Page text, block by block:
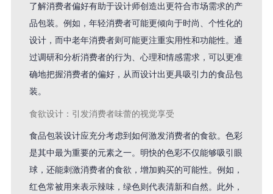
了解消费者偏好有助于设计师创造出更符合市场需求的产
品包装。例如，年轻消费者可能更倾向于时尚、个性化的
设计，而中老年消费者则可能更注重实用性和功能性。通
过调研和分析消费者的行为、心理和情感需求，可以更准
确地把握消费者的偏好，从而设计出更具吸引力的食品包
装。
食欲设计：引发消费者味蕾的视觉享受
食品包装设计应充分考虑到如何激发消费者的食欲。色彩
是其中最为重要的元素之一。明快的色彩不仅能够吸引眼
球，还能刺激消费者的食欲，增加购买的可能性。例如，
红色常被用来表示辣味，绿色则代表清新和自然。此外，